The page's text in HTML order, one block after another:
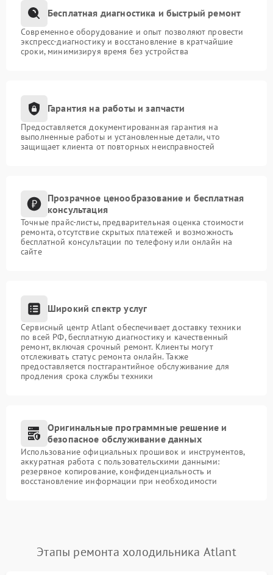
Бесплатная диагностика и быстрый ремонт
Современное оборудование и опыт позволяют провести
экспресс-диагностику и восстановление в кратчайшие
сроки, минимизируя время без устройства
Гарантия на работы и запчасти
Предоставляется документированная гарантия на
выполненные работы и установленные детали, что
защищает клиента от повторных неисправностей
Прозрачное ценообразование и бесплатная
консультация
Точные прайс-листы, предварительная оценка стоимости
ремонта, отсутствие скрытых платежей и возможность
бесплатной консультации по телефону или онлайн на
сайте
Широкий спектр услуг
Сервисный центр Atlant обеспечивает доставку техники
по всей РФ, бесплатную диагностику и качественный
ремонт, включая срочный ремонт. Клиенты могут
отслеживать статус ремонта онлайн. Также
предоставляется постгарантийное обслуживание для
продления срока службы техники
Оригинальные программные решение и
безопасное обслуживание данных
Использование официальных прошивок и инструментов,
аккуратная работа с пользовательскими данными:
резервное копирование, конфиденциальность и
восстановление информации при необходимости
Этапы ремонта холодильника Atlant